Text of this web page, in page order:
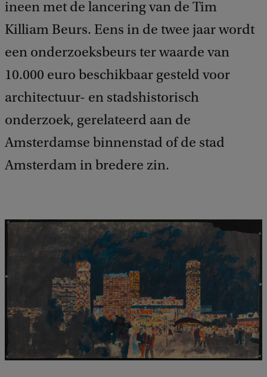
ineen met de lancering van de Tim
Killiam Beurs. Eens in de twee jaar wordt
een onderzoeksbeurs ter waarde van
10.000 euro beschikbaar gesteld voor
architectuur- en stadshistorisch
onderzoek, gerelateerd aan de
Amsterdamse binnenstad of de stad
Amsterdam in bredere zin.